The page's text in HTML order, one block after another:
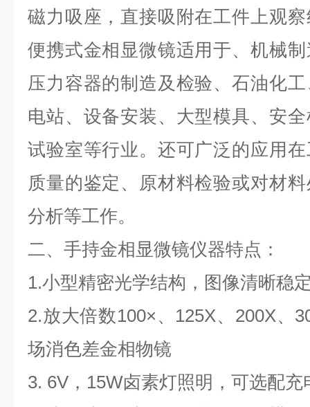
磁力吸座，直接吸附在工件上观
便携式金相显微镜适用于、机械
压力容器的制造及检验、石油化
电站、设备安装、大型模具、安
试验室等行业。还可广泛的应用
质量的鉴定、原材料检验或对材
分析等工作。
二、手持金相显微镜仪器特点：
1.小型精密光学结构，图像清晰稳
2.放大倍数100×、 125X、 200X、
场消色差金相物镜
3. 6V ， 15W卤素灯照明，可选配充